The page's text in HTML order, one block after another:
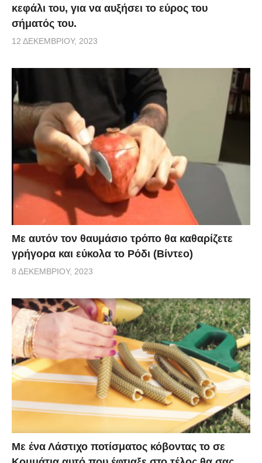
κεφάλι του, για να αυξήσει το εύρος του
σήματός του.
12 ΔΕΚΕΜΒΡΊΟΥ, 2023
Με αυτόν τον θαυμάσιο τρόπο θα καθαρίζετε
γρήγορα και εύκολα το Ρόδι (Βίντεο)
8 ΔΕΚΕΜΒΡΊΟΥ, 2023
Με ένα Λάστιχο ποτίσματος κόβοντας το σε